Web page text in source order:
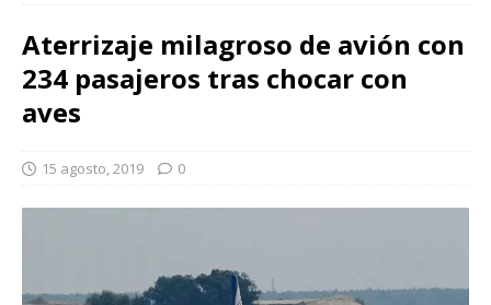
Aterrizaje milagroso de avión con
234 pasajeros tras chocar con
aves
15 agosto, 2019 0